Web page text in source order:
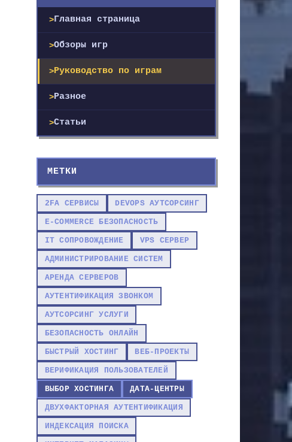
Главная страница
Обзоры игр
Руководство по играм
Разное
Статьи
МЕТКИ
2FA СЕРВИСЫ DEVOPS АУТСОРСИНГ
E-COMMERCE БЕЗОПАСНОСТЬ
IT СОПРОВОЖДЕНИЕ VPS СЕРВЕР
АДМИНИСТРИРОВАНИЕ СИСТЕМ
АРЕНДА СЕРВЕРОВ
АУТЕНТИФИКАЦИЯ ЗВОНКОМ
АУТСОРСИНГ УСЛУГИ
БЕЗОПАСНОСТЬ ОНЛАЙН
БЫСТРЫЙ ХОСТИНГ ВЕБ-ПРОЕКТЫ
ВЕРИФИКАЦИЯ ПОЛЬЗОВАТЕЛЕЙ
ВЫБОР ХОСТИНГА ДАТА-ЦЕНТРЫ
ДВУХФАКТОРНАЯ АУТЕНТИФИКАЦИЯ
ИНДЕКСАЦИЯ ПОИСКА